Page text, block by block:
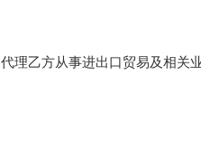
乙方从事进出口贸易及相关业